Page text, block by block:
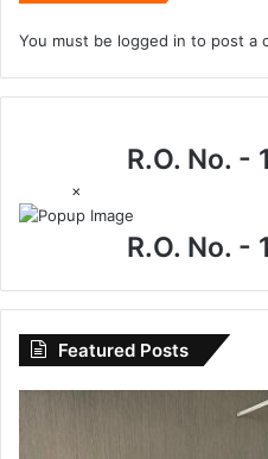
You must be logged in to post a
R.O. No. -
×
R.O. No. -
Featured Posts